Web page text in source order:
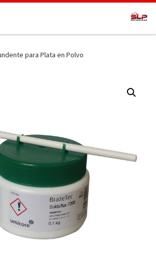
para Plata en Polvo